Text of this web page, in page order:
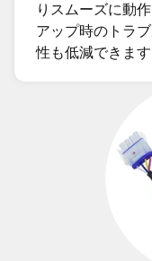
りスムーズに動
アップ時のトラ
性も低減できます